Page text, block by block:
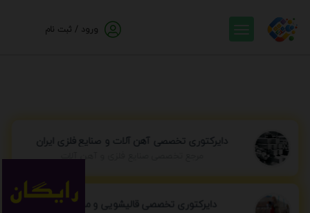
ورود / ثبت نام
دایرکتوری تخصصی آهن آلات و صنایع فلزی ایران
مرجع تخصصی صنایع فلزی و آهن آلات
دایرکتوری تخصصی قالیشویی و مبل شویی